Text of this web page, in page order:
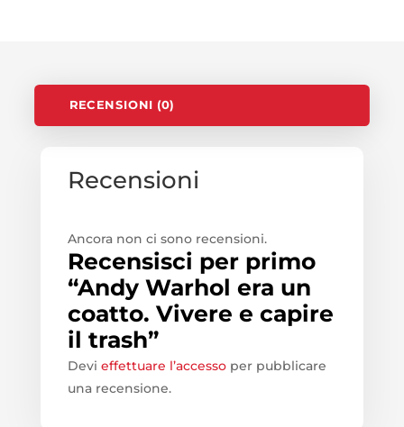
RECENSIONI (0)
Recensioni
Ancora non ci sono recensioni.
Recensisci per primo
“Andy Warhol era un
coatto. Vivere e capire
il trash”
Devi effettuare l’accessoper pubblicare
una recensione.